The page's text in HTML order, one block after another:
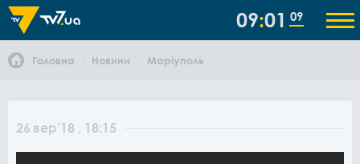
09 01 09
Головна Новини Маріуполь
26 вер'18 , 18:15